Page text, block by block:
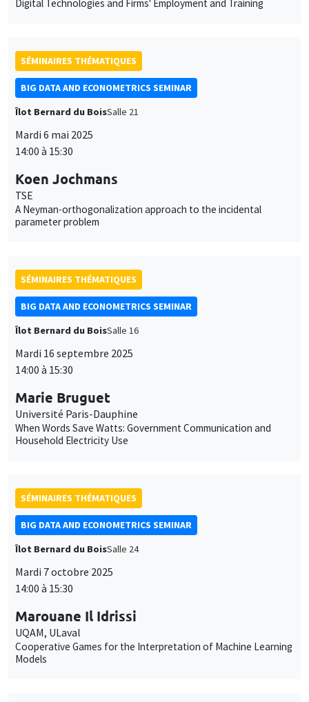
Digital Technologies and Firms' Employment and Training
SÉMINAIRES THÉMATIQUES
BIG DATA AND ECONOMETRICS SEMINAR
Îlot Bernard du BoisSalle 21
Mardi 6 mai 2025
14:00 à 15:30
Koen Jochmans
TSE
A Neyman-orthogonalization approach to the incidental
parameter problem
SÉMINAIRES THÉMATIQUES
BIG DATA AND ECONOMETRICS SEMINAR
Îlot Bernard du BoisSalle 16
Mardi 16 septembre 2025
14:00 à 15:30
Marie Bruguet
Université Paris-Dauphine
When Words Save Watts: Government Communication and
Household Electricity Use
SÉMINAIRES THÉMATIQUES
BIG DATA AND ECONOMETRICS SEMINAR
Îlot Bernard du BoisSalle 24
Mardi 7 octobre 2025
14:00 à 15:30
Marouane Il Idrissi
UQAM, ULaval
Cooperative Games for the Interpretation of Machine Learning
Models